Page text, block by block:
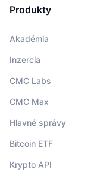
Produkty
Akadémia
Inzercia
CMC Labs
CMC Max
Hlavné správy
Bitcoin ETF
Krypto API